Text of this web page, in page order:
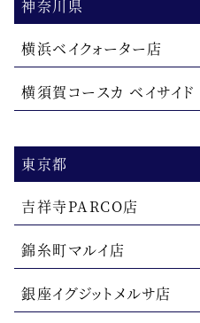
神奈川県
横浜ベイクォーター店
横須賀コースカ ベイサイド
東京都
吉祥寺PARCO店
錦糸町マルイ店
銀座イグジットメルサ店